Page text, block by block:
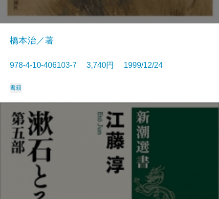
橋本治／著
978-4-10-406103-7 3,740円 1999/12/24
書籍